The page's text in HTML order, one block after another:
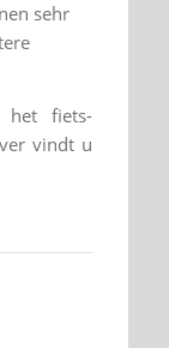
sehr
het fiets-
vindt u